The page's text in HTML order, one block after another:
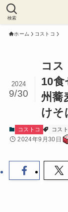
検索
ホーム コストコ
コス
10食
州蕎
けそ
2024
9/30
コストコ コス
2024年9月30日